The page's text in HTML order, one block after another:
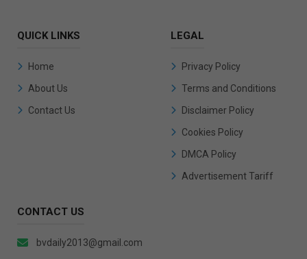
QUICK LINKS
Home
About Us
Contact Us
LEGAL
Privacy Policy
Terms and Conditions
Disclaimer Policy
Cookies Policy
DMCA Policy
Advertisement Tariff
CONTACT US
bvdaily2013@gmail.com